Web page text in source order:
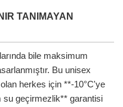
TANIMAYAN
bile maksimum
Bu unisex
herkes için **-10°C'ye
su geçirmezlik** garantisi